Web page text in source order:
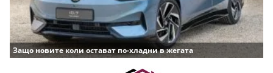
Защо новите коли остават по-хладни в жегата